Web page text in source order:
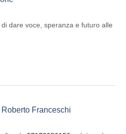
dare voce, speranza e futuro alle
Franceschi